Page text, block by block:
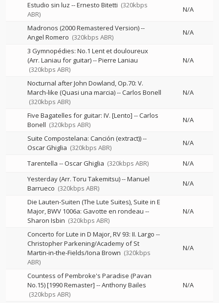
Estudio sin luz --Ernesto Bitetti (320kbps
ABR)
N/A
Madronos (2000 Remastered Version)--
Angel Romero (320kbps ABR)
N/A
3 Gymnopédies: No.1 Lent et douloureux
(Arr. Laniau for guitar)--Pierre Laniau
(320kbps ABR)
N/A
Nocturnal after John Dowland, Op.70: V.
March-like (Quasi una marcia)--Carlos Bonell
(320kbps ABR)
N/A
Five Bagatelles for guitar: IV. [Lento] --Carlos
Bonell (320kbps ABR)
N/A
Suite Compostelana: Canción (extract))--
Oscar Ghiglia (320kbps ABR)
N/A
Tarentella --Oscar Ghiglia (320kbps ABR)
N/A
Yesterday (Arr. Toru Takemitsu)--Manuel
Barrueco (320kbps ABR)
N/A
Die Lauten-Suiten (The Lute Suites), Suite in E
Major, BWV 1006a: Gavotte en rondeau --
Sharon Isbin (320kbps ABR)
N/A
Concerto for Lute in D Major, RV 93: II. Largo --
Christopher Parkening/Academy of St
Martin-in-the-Fields/Iona Brown (320kbps
ABR)
N/A
Countess of Pembroke's Paradise (Pavan
No.15) [1990 Remaster] --Anthony Bailes
(320kbps ABR)
N/A